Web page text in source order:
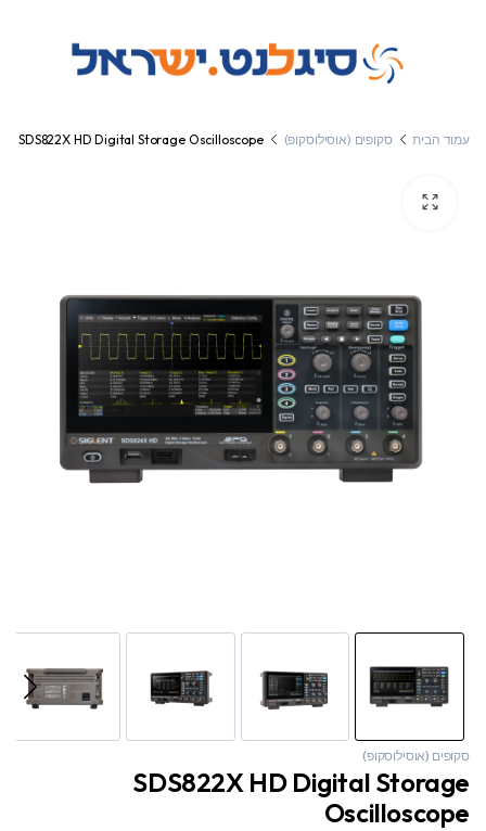
עמוד הבית סקופים (אוסילוסקופ) SDS822X HD Digital Storage Oscilloscope
סקופים (אוסילוסקופ)
SDS822X HD Digital Storage
Oscilloscope